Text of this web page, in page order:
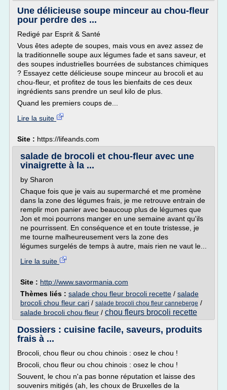
Une délicieuse soupe minceur au chou-fleur
pour perdre des ...
Redigé par Esprit & Santé
Vous êtes adepte de soupes, mais vous en avez assez de
la traditionnelle soupe aux légumes fade et sans saveur, et
des soupes industrielles bourrées de substances chimiques
? Essayez cette délicieuse soupe minceur au brocoli et au
chou-fleur, et profitez de tous les bienfaits de ces deux
ingrédients sans prendre un seul kilo de plus.
Quand les premiers coups de...
Lire la suite
Site : https://lifeands.com
salade de brocoli et chou-fleur avec une
vinaigrette à la ...
by Sharon
Chaque fois que je vais au supermarché et me promène
dans la zone des légumes frais, je me retrouve entrain de
remplir mon panier avec beaucoup plus de légumes que
Jon et moi pourrons manger en une semaine avant qu'ils
ne pourrissent. En conséquence et en toute tristesse, je
me tourne malheureusement vers la zone des
légumes surgelés de temps à autre, mais rien ne vaut le...
Lire la suite
Site : http://www.savormania.com
Thèmes liés : salade chou fleur brocoli recette / salade
brocoli chou fleur cari / salade brocoli chou fleur canneberge /
salade brocoli chou fleur / chou fleurs brocoli recette
Dossiers : cuisine facile, saveurs, produits
frais à ...
Brocoli, chou fleur ou chou chinois : osez le chou !
Brocoli, chou fleur ou chou chinois : osez le chou !
Souvent, le chou n'a pas bonne réputation et laisse des
souvenirs mitigés (ah, les choux de Bruxelles de la